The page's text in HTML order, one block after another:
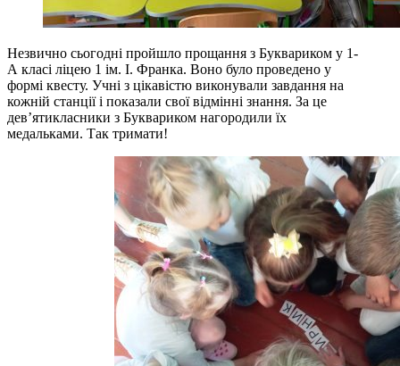
Незвично сьогодні пройшло прощання з Буквариком у 1-
А класі ліцею 1 ім. І. Франка. Воно було проведено у
формі квесту. Учні з цікавістю виконували завдання на
кожній станції і показали свої відмінні знання. За це
дев’ятикласники з Буквариком нагородили їх
медальками. Так тримати!